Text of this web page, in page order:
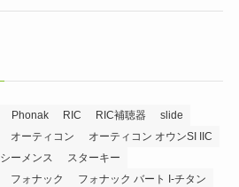
Phonak RIC RIC補聴器
slide
オーティコン
オーティコン オウンSI IIC
シーメンス
スターキー
フォナック
フォナック バート I-チタン